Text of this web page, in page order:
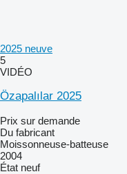
2025 neuve
5
VIDÉO
Özapalılar 2025
Prix sur demande
Du fabricant
Moissonneuse-batteuse
2004
État neuf